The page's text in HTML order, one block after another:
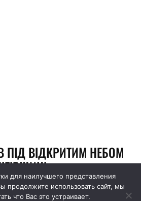
для наилучшего представления
продолжите использовать сайт, мы
что Вас это устраивает.